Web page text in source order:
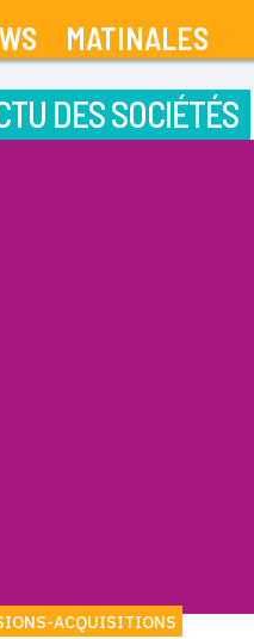
MATINALES
DES SOCIÉTÉS
ACQUISITIONS